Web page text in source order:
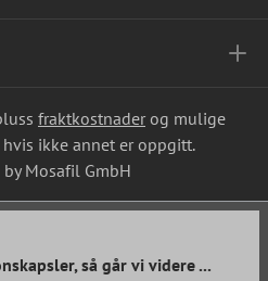
fraktkostnader og mulige
ikke annet er oppgitt.
Mosafil GmbH
så går vi videre ...